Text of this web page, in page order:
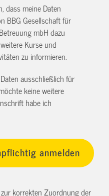
dass meine Daten
BBG Gesellschaft für
mbH dazu
Kurse und
zu informieren.
ausschließlich für
keine weitere
habe ich
korrekten Zuordnung der